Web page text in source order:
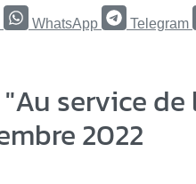
WhatsApp Telegram
service
2022